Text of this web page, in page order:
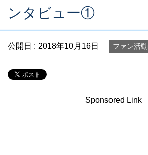
ンタビュー①
公開日 : 2018年10月16日 ファン活動
Sponsored Link